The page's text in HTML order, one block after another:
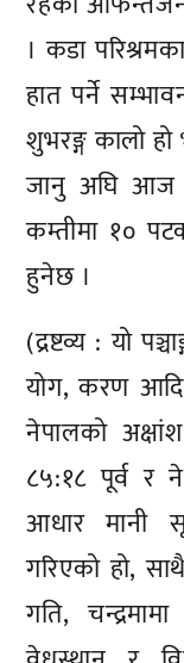
। कडा
हात पर्ने
शुभरङ्ग कालो हो
जानु अघि आज
कम्तीमा १०
हुनेछ ।
(द्रष्टव्य : यो
योग, करण
नेपालको
८५:१८ पूर्व र
आधार मानी
गरिएको हो,
गति,